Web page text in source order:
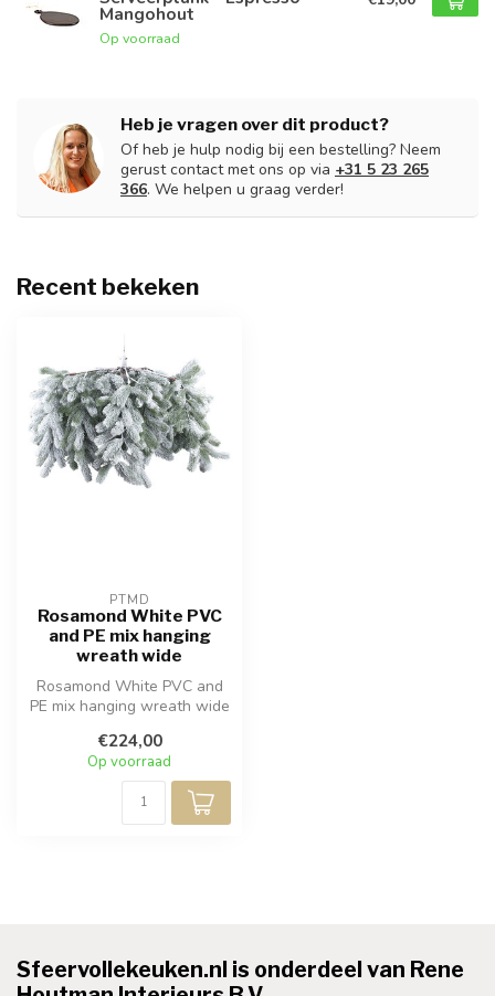
Mangohout
Op voorraad
Heb je vragen over dit product?
Of heb je hulp nodig bij een bestelling? Neem
gerust contact met ons op via +31 5 23 265
366. We helpen u graag verder!
Recent bekeken
PTMD
Rosamond White PVC
and PE mix hanging
wreath wide
Rosamond White PVC and
PE mix hanging wreath wide
€224,00
Op voorraad
Sfeervollekeuken.nl is onderdeel van Rene